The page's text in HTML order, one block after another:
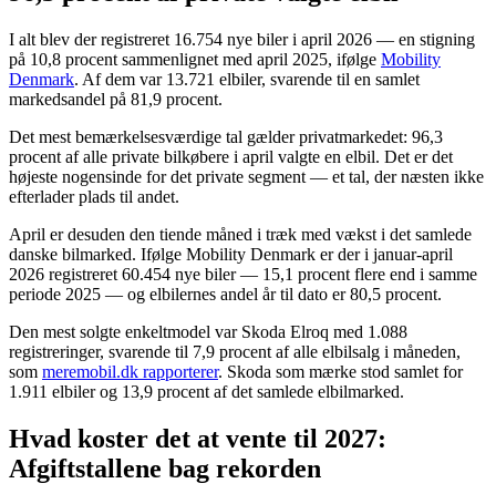
I alt blev der registreret 16.754 nye biler i april 2026 — en stigning
på 10,8 procent sammenlignet med april 2025, ifølge Mobility
Denmark. Af dem var 13.721 elbiler, svarende til en samlet
markedsandel på 81,9 procent.
Det mest bemærkelsesværdige tal gælder privatmarkedet: 96,3
procent af alle private bilkøbere i april valgte en elbil. Det er det
højeste nogensinde for det private segment — et tal, der næsten ikke
efterlader plads til andet.
April er desuden den tiende måned i træk med vækst i det samlede
danske bilmarked. Ifølge Mobility Denmark er der i januar-april
2026 registreret 60.454 nye biler — 15,1 procent flere end i samme
periode 2025 — og elbilernes andel år til dato er 80,5 procent.
Den mest solgte enkeltmodel var Skoda Elroq med 1.088
registreringer, svarende til 7,9 procent af alle elbilsalg i måneden,
som meremobil.dk rapporterer. Skoda som mærke stod samlet for
1.911 elbiler og 13,9 procent af det samlede elbilmarked.
Hvad koster det at vente til 2027:
Afgiftstallene bag rekorden